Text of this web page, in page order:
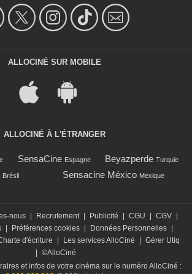
ALLOCINÉ SUR MOBILE
ALLOCINÉ À L'ÉTRANGER
SensaCine Espagne Beyazperde Turquie
Brésil Sensacine México Mexique
nous | Recrutement | Publicité | CGU | CGV |
| Préférences cookies | Données Personnelles |
d'écriture | Les services AlloCiné | Gérer Utiq
| ©AlloCiné
et infos de votre cinéma sur le numéro AlloCiné :